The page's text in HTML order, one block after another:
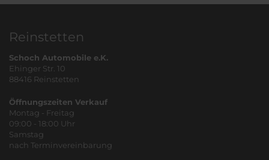
Reinstetten
Schoch Automobile e.K.
Ehinger Str. 10
88416 Reinstetten
Öffnungszeiten Verkauf
Montag - Freitag
09:00 - 18:00 Uhr
Samstag
nach Terminvereinbarung